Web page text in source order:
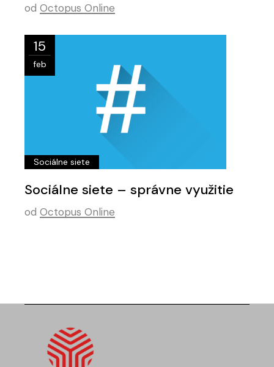
od Octopus Online
15
feb
Sociálne siete
Sociálne siete – správne využitie
od Octopus Online